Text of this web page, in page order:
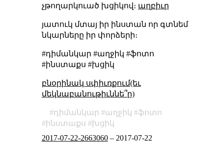
չթողարկուած խցիկով։ աղբիւր
յատուկ մտայ իր ինստան որ գտնեմ
նկարները իր փորձերի։
#դիմանկար #աղջիկ #ֆոտո
#ինստաքս #խցիկ
բնօրինակ սփիւռքում(եւ
մեկնաբանութիւննե՞ր)
դիմանկար աղջիկ
ֆոտո
ինստաքս
խցիկ
2017-07-22-2663060– 2017-07-22